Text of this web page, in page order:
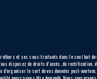
et ses sous-traitants dans le seul but de
disposez de droits d’accès, de rectification,
le sort de vos données post-mortem.